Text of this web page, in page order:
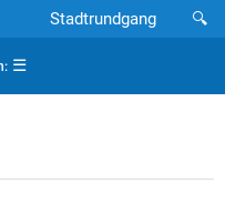
🔍
Stadtrundgang
☰